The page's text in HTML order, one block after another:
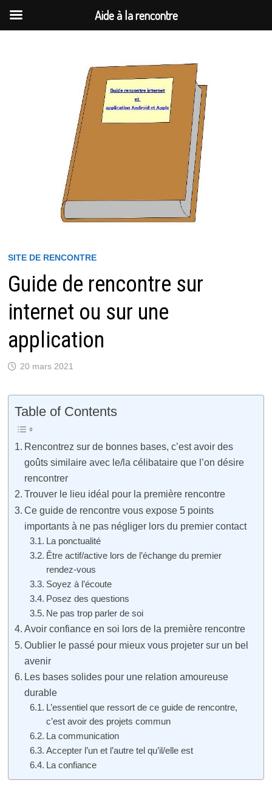
SITE DE RENCONTRE
Guide de rencontre sur
internet ou sur une
application
20 mars 2021
Table of Contents
Rencontrez sur de bonnes bases, c’est avoir des
goûts similaire avec le/la célibataire que l’on désire
rencontrer
Trouver le lieu idéal pour la première rencontre
Ce guide de rencontre vous expose 5 points
importants à ne pas négliger lors du premier contact
La ponctualité
Être actif/active lors de l’échange du premier
rendez-vous
Soyez à l’écoute
Posez des questions
Ne pas trop parler de soi
Avoir confiance en soi lors de la première rencontre
Oublier le passé pour mieux vous projeter sur un bel
avenir
Les bases solides pour une relation amoureuse
durable
L’essentiel que ressort de ce guide de rencontre,
c’est avoir des projets commun
La communication
Accepter l’un et l’autre tel qu’il/elle est
La confiance
Aide à la rencontre